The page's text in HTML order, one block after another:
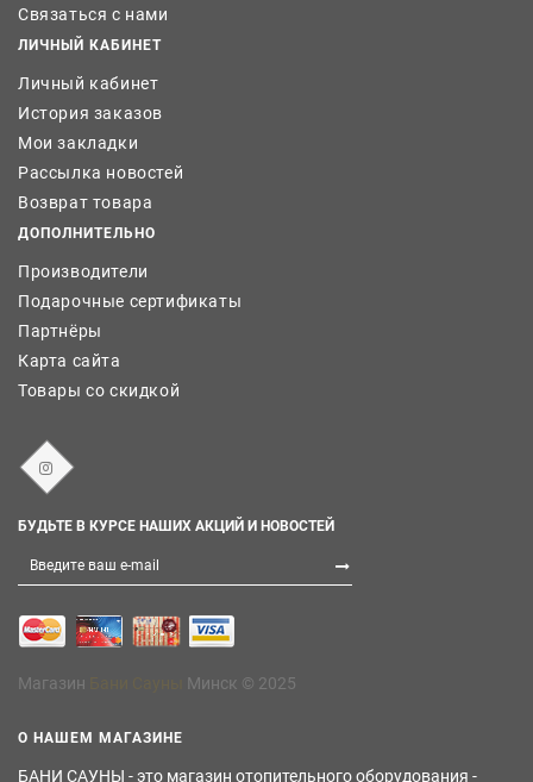
Связаться с нами
ЛИЧНЫЙ КАБИНЕТ
Личный кабинет
История заказов
Мои закладки
Рассылка новостей
Возврат товара
ДОПОЛНИТЕЛЬНО
Производители
Подарочные сертификаты
Партнёры
Карта сайта
Товары со скидкой
БУДЬТЕ В КУРСЕ НАШИХ АКЦИЙ И НОВОСТЕЙ
Магазин Минск © 2025
О НАШЕМ МАГАЗИНЕ
БАНИ САУНЫ - это магазин отопительного оборудования -